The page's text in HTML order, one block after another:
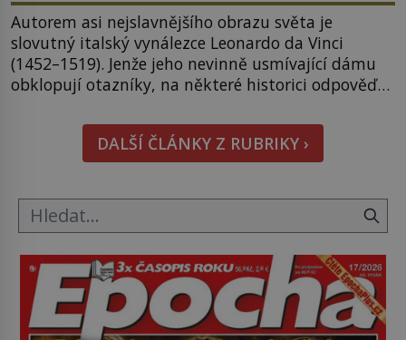
Autorem asi nejslavnějšího obrazu světa je
slovutný italský vynálezce Leonardo da Vinci
(1452–1519). Jenže jeho nevinně usmívající dámu
obklopují otazníky, na některé historici odpověď
pověsil Napoleon? Samotný císař Napoleon
Bonaparte (1769–1821) má pro malbu slabost, a
tak si ji ještě jako první konzul přemístí do své
DALŠÍ ČLÁNKY Z RUBRIKY ›